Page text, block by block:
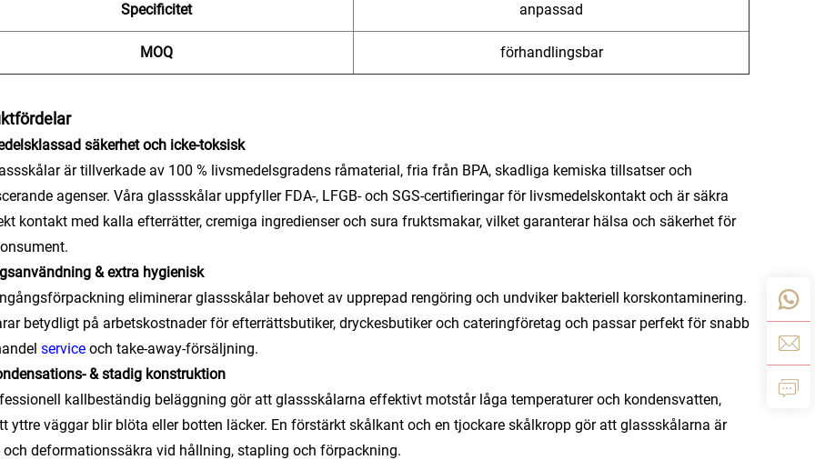
Specificitet anpassad
MOQ förhandlingsbar
säkerhet och icke-toksisk
är tillverkade av 100 % livsmedelsgradens råmaterial, fria från BPA, skadliga kemiska tillsatser och
agenser. Våra glassskålar uppfyller FDA-, LFGB- och SGS-certifieringar för livsmedelskontakt och är säkra
kontakt med kalla efterrätter, cremiga ingredienser och sura fruktsmakar, vilket garanterar hälsa och säkerhet för
& extra hygienisk
eliminerar glassskålar behovet av upprepad rengöring och undviker bakteriell korskontaminering.
betydligt på arbetskostnader för efterrättsbutiker, dryckesbutiker och cateringföretag och passar perfekt för snabb
service och take-away-försäljning.
& stadig konstruktion
kallbeständig beläggning gör att glassskålarna effektivt motstår låga temperaturer och kondensvatten,
yttre väggar blir blöta eller botten läcker. En förstärkt skålkant och en tjockare skålkropp gör att glassskålarna är
och deformationssäkra vid hållning, stapling och förpackning.